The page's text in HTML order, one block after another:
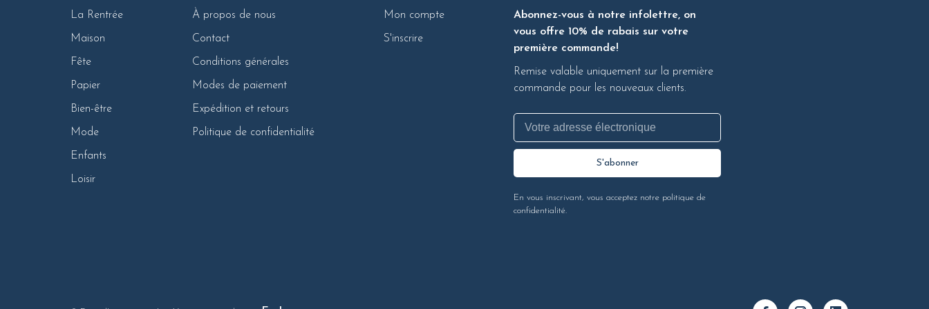
La Rentrée
Maison
Fête
Papier
Bien-être
Mode
Enfants
Loisir
À propos de nous
Contact
Conditions générales
Modes de paiement
Expédition et retours
Politique de confidentialité
Mon compte
S'inscrire
Abonnez-vous à notre infolettre, on
vous offre 10% de rabais sur votre
première commande!
Remise valable uniquement sur la première
commande pour les nouveaux clients.
S'abonner
En vous inscrivant, vous acceptez notre politique de
confidentialité.